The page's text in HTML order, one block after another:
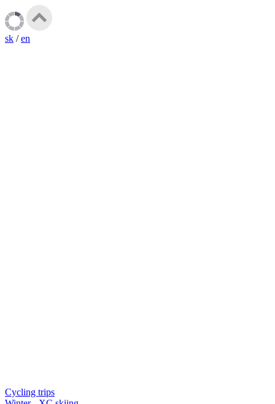
sk /en
Cycling trips